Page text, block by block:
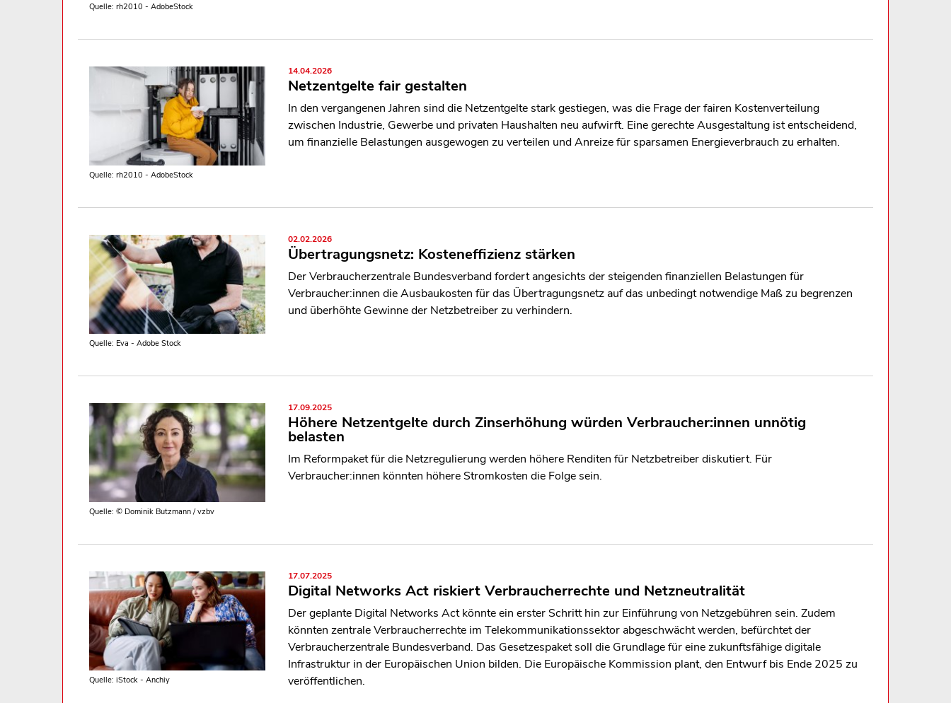
Quelle: rh2010 - AdobeStock
Quelle: rh2010 - AdobeStock
14.04.2026
Netzentgelte fair gestalten
In den vergangenen Jahren sind die Netzentgelte stark gestiegen, was die Frage der fairen Kostenverteilung
zwischen Industrie, Gewerbe und privaten Haushalten neu aufwirft. Eine gerechte Ausgestaltung ist entscheidend,
um finanzielle Belastungen ausgewogen zu verteilen und Anreize für sparsamen Energieverbrauch zu erhalten.
Quelle: Eva - Adobe Stock
02.02.2026
Übertragungsnetz: Kosteneffizienz stärken
Der Verbraucherzentrale Bundesverband fordert angesichts der steigenden finanziellen Belastungen für
Verbraucher:innen die Ausbaukosten für das Übertragungsnetz auf das unbedingt notwendige Maß zu begrenzen
und überhöhte Gewinne der Netzbetreiber zu verhindern.
Quelle: © Dominik Butzmann / vzbv
17.09.2025
Höhere Netzentgelte durch Zinserhöhung würden Verbraucher:innen unnötig
belasten
Im Reformpaket für die Netzregulierung werden höhere Renditen für Netzbetreiber diskutiert. Für
Verbraucher:innen könnten höhere Stromkosten die Folge sein.
Quelle: iStock - Anchiy
17.07.2025
Digital Networks Act riskiert Verbraucherrechte und Netzneutralität
Der geplante Digital Networks Act könnte ein erster Schritt hin zur Einführung von Netzgebühren sein. Zudem
könnten zentrale Verbraucherrechte im Telekommunikationssektor abgeschwächt werden, befürchtet der
Verbraucherzentrale Bundesverband. Das Gesetzespaket soll die Grundlage für eine zukunftsfähige digitale
Infrastruktur in der Europäischen Union bilden. Die Europäische Kommission plant, den Entwurf bis Ende 2025 zu
veröffentlichen.